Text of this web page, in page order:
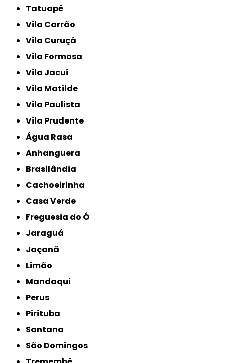
Tatuapé
Vila Carrão
Vila Curuçá
Vila Formosa
Vila Jacuí
Vila Matilde
Vila Paulista
Vila Prudente
Água Rasa
Anhanguera
Brasilândia
Cachoeirinha
Casa Verde
Freguesia do Ó
Jaraguá
Jaçanã
Limão
Mandaqui
Perus
Pirituba
Santana
São Domingos